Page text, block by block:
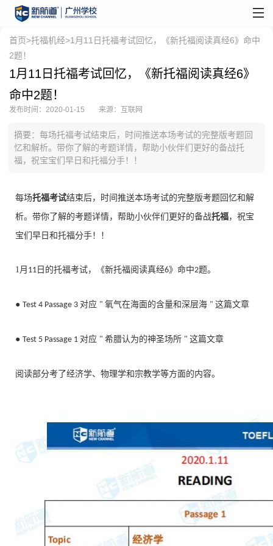
首页>托福机经>1月11日托福考试回忆，《新托福阅读真经6》命中
2题！
1月11日托福考试回忆，《新托福阅读真经6》
命中2题！
发布时间：2020-01-15 来源：互联网
摘要：​每场托福考试结束后，时间推送本场考试的完整版考题回
忆和解析。带你了解的考题详情，帮助小伙伴们更好的备战托
福，祝宝宝们早日和托福分手！！
每场托福考试结束后，时间推送本场考试的完整版考题回忆和解
析。带你了解的考题详情，帮助小伙伴们更好的备战托福，祝宝
宝们早日和托福分手！！
1月 11 日的托福考试，《新托福阅读真经6》命中2题。
● Test 4 Passage 3 对应 " 氧气在海面的含量和深层海 " 这篇文章
● Test 5 Passage 1 对应 " 希腊认为的神圣场所 " 这篇文章
阅读部分考了经济学、物理学和宗教学等方面的内容。